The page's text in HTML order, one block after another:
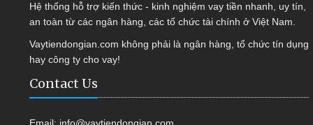
Hệ thống hỗ trợ kiến thức - kinh nghiệm vay tiền nhanh, uy tín,
an toàn từ các ngân hàng, các tổ chức tài chính ở Việt Nam.
Vaytiendongian.com không phải là ngân hàng, tổ chức tín dụng
hay công ty cho vay!
Contact Us